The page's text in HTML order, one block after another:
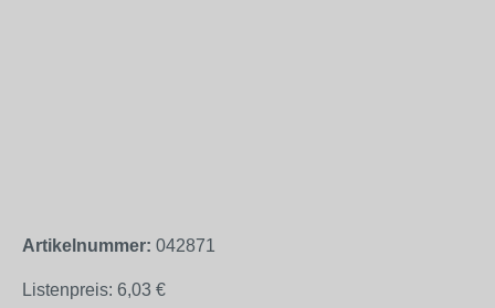
Artikelnummer: 042871
Listenpreis: 6,03 €